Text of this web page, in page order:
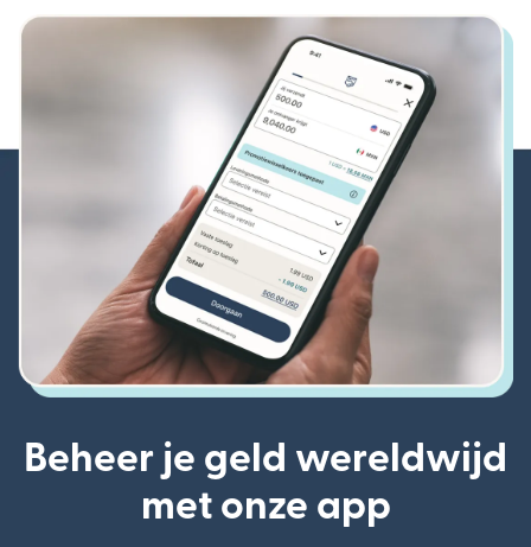
Beheer je geld wereldwijd
met onze app